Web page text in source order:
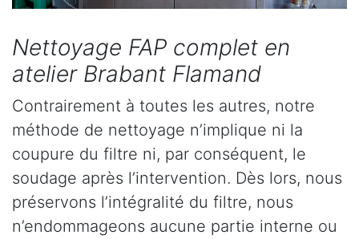
Nettoyage FAP complet en
atelier Brabant Flamand
Contrairement à toutes les autres, notre
méthode de nettoyage n’implique ni la
coupure du filtre ni, par conséquent, le
soudage après l’intervention. Dès lors, nous
préservons l’intégralité du filtre, nous
n’endommageons aucune partie interne ou